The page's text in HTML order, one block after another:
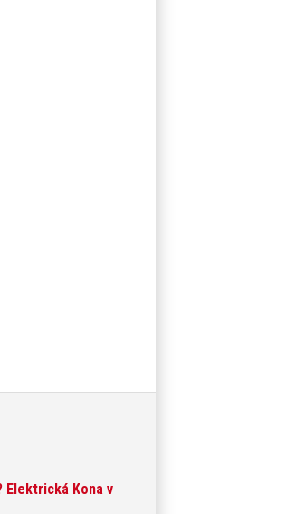
Elektrická Kona v